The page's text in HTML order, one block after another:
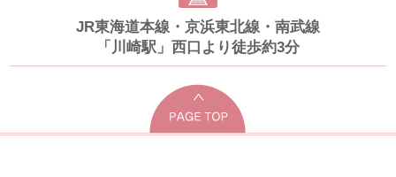
JR東海道本線・京浜東北線・南武線
「川崎駅」西口より徒歩約3分